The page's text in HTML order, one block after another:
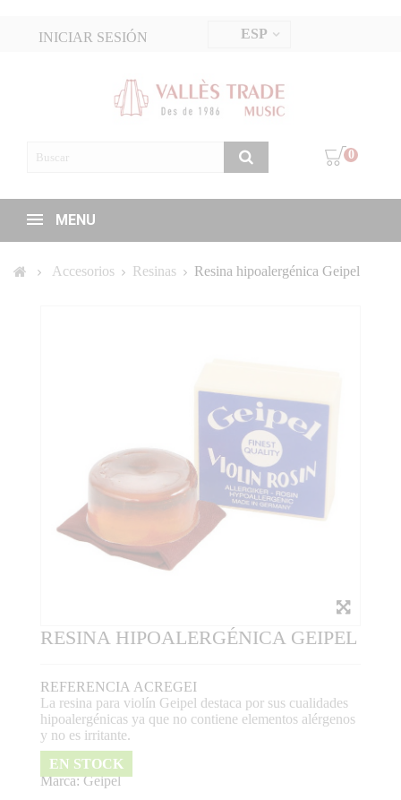
INICIAR SESIÓN ESP
0
MENU
Accesorios Resinas Resina hipoalergénica Geipel
RESINA HIPOALERGÉNICA GEIPEL
REFERENCIA ACREGEI
La resina para violín Geipel destaca por sus cualidades
hipoalergénicas ya que no contiene elementos alérgenos
y no es irritante.
EN STOCK
Marca:Geipel